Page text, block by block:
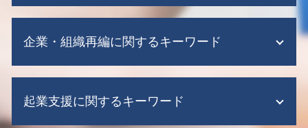
赤字決算 法人税
税務調査 依頼
税務調査とは 簡単に
税務調査 10年以上 来ない 法人
税務調査 e-tax
資金繰り表
税務顧問 税理士
税理士 記帳代行とは
税理士 記帳代行 相場
会社設立 税務顧問
m&a メリット デメリット
m&a 後
m&a 買収
m&a 税制
企業・組織再編に関するキーワード
企業 再構築
起業支援に関するキーワード